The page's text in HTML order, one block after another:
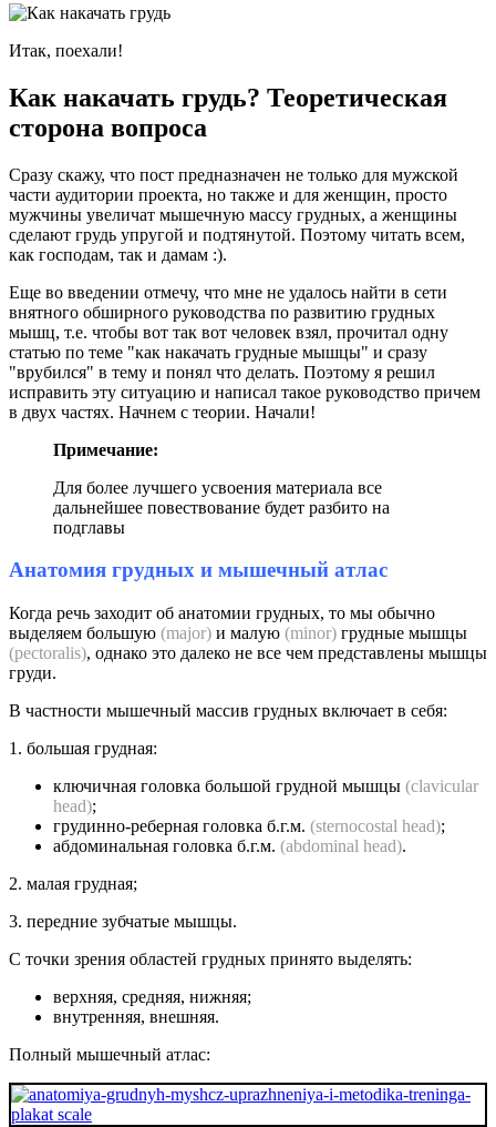
Итак, поехали!
Как накачать грудь? Теоретическая
сторона вопроса
Сразу скажу, что пост предназначен не только для мужской
части аудитории проекта, но также и для женщин, просто
мужчины увеличат мышечную массу грудных, а женщины
сделают грудь упругой и подтянутой. Поэтому читать всем,
как господам, так и дамам :).
Еще во введении отмечу, что мне не удалось найти в сети
внятного обширного руководства по развитию грудных
мышц, т.е. чтобы вот так вот человек взял, прочитал одну
статью по теме "как накачать грудные мышцы" и сразу
"врубился" в тему и понял что делать. Поэтому я решил
исправить эту ситуацию и написал такое руководство причем
в двух частях. Начнем с теории. Начали!
Примечание:
Для более лучшего усвоения материала все
дальнейшее повествование будет разбито на
подглавы
Анатомия грудных и мышечный атлас
Когда речь заходит об анатомии грудных, то мы обычно
выделяем большую (major) и малую (minor) грудные мышцы
(pectoralis), однако это далеко не все чем представлены мышцы
груди.
В частности мышечный массив грудных включает в себя:
1. большая грудная:
ключичная головка большой грудной мышцы (clavicular
head);
грудинно-реберная головка б.г.м. (sternocostal head);
абдоминальная головка б.г.м. (abdominal head).
2. малая грудная;
3. передние зубчатые мышцы.
С точки зрения областей грудных принято выделять:
верхняя, средняя, нижняя;
внутренняя, внешняя.
Полный мышечный атлас: